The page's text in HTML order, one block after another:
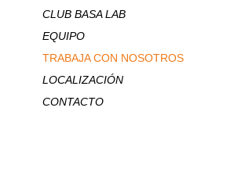
CLUB BASA LAB
EQUIPO
TRABAJA CON NOSOTROS
LOCALIZACIÓN
CONTACTO